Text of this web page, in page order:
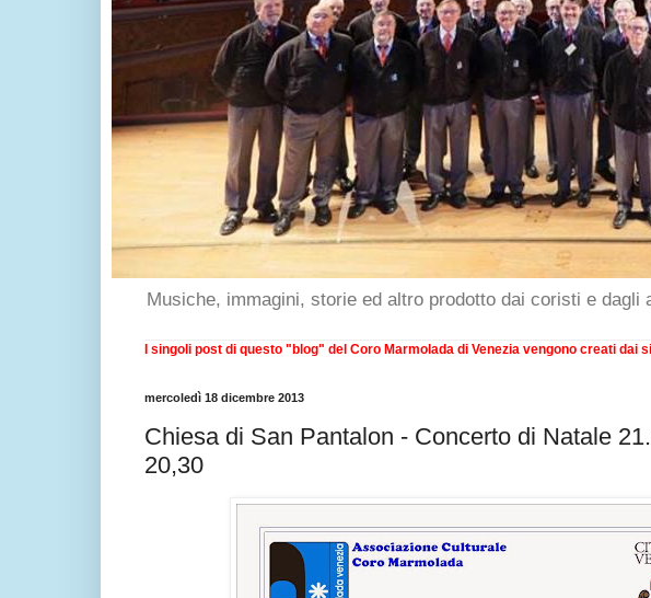
Musiche, immagini, storie ed altro prodotto dai coristi e dagli
I singoli post di questo "blog" del Coro Marmolada di Venezia vengono creati
mercoledì 18 dicembre 2013
Chiesa di San Pantalon - Concerto di Natale
20,30